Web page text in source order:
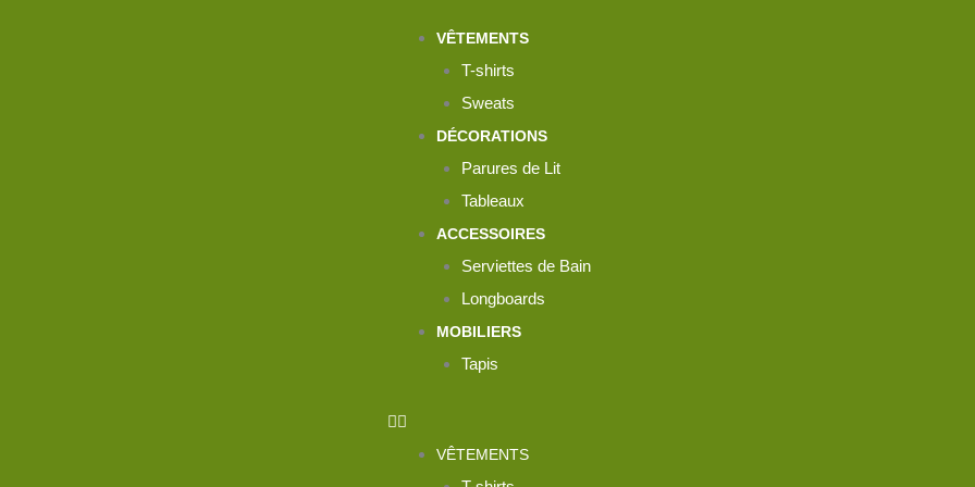
VÊTEMENTS
T-shirts
Sweats
DÉCORATIONS
Parures de Lit
Tableaux
ACCESSOIRES
Serviettes de Bain
Longboards
MOBILIERS
Tapis
VÊTEMENTS